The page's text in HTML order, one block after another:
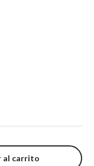
al carrito